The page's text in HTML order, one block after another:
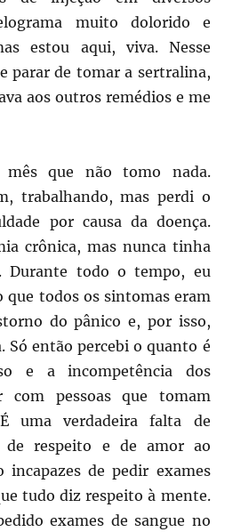
muito dolorido e
estou aqui, viva. Nesse
parar de tomar a sertralina,
aos outros remédios e me
que não tomo nada.
trabalhando, mas perdi o
por causa da doença.
crônica, mas nunca tinha
Durante todo o tempo, eu
que todos os sintomas eram
do pânico e, por isso,
Só então percebi o quanto é
e a incompetência dos
com pessoas que tomam
É uma verdadeira falta de
de respeito e de amor ao
incapazes de pedir exames
tudo diz respeito à mente.
exames de sangue no